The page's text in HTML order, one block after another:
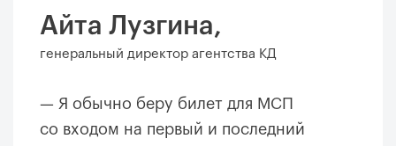
Айта Лузгина,
генеральный директор агентства КД
— Я обычно беру билет для МСП
со входом на первый и последний